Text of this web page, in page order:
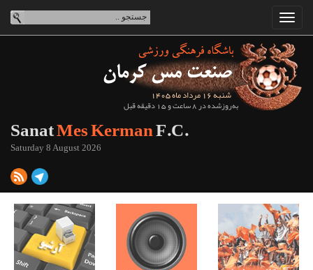
شنبه 16 مرداد ماه 1405
به‌روزشده در 8 ساعت و 15 دقیقه قبل
SanatMes KermanF.C.
Saturday 8 August 2026